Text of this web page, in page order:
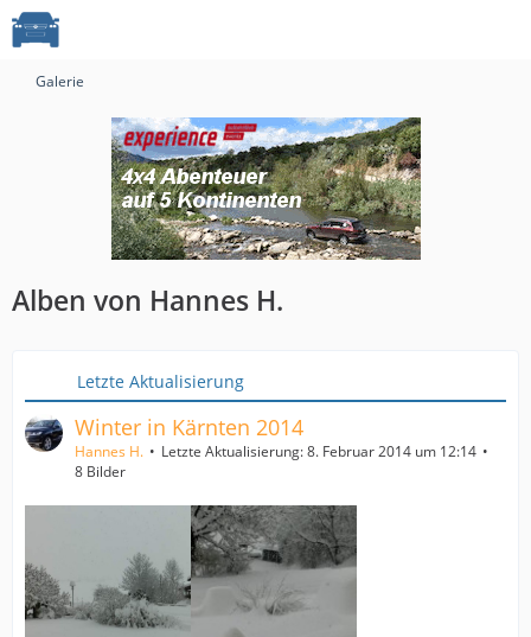
Galerie
Alben von Hannes H.
Letzte Aktualisierung
Winter in Kärnten 2014
Hannes H. Letzte Aktualisierung:8. Februar 2014 um 12:14
8 Bilder